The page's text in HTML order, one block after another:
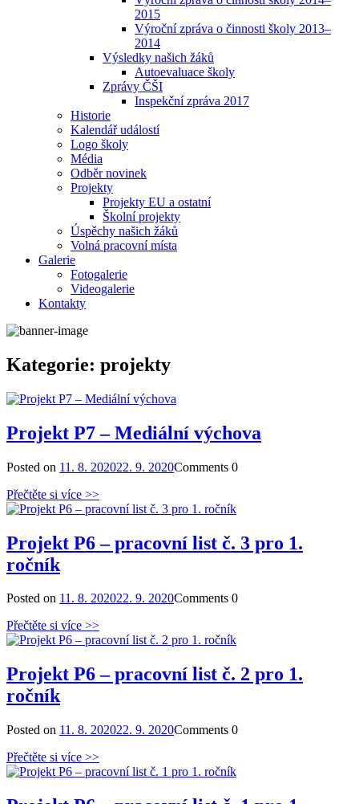
2015
Výroční zpráva o činnosti školy 2013–
2014
Výsledky našich žáků
Autoevaluace školy
Zprávy ČŠI
Inspekční zpráva 2017
Historie
Kalendář událostí
Logo školy
Média
Odběr novinek
Projekty
Projekty EU a ostatní
Školní projekty
Úspěchy našich žáků
Volná pracovní místa
Galerie
Fotogalerie
Videogalerie
Kontakty
Kategorie: projekty
Projekt P7 – Mediální výchova
Posted on 11. 8. 202022. 9. 2020Comments 0
Přečtěte si více >>
Projekt P6 – pracovní list č. 3 pro 1.
ročník
Posted on 11. 8. 202022. 9. 2020Comments 0
Přečtěte si více >>
Projekt P6 – pracovní list č. 2 pro 1.
ročník
Posted on 11. 8. 202022. 9. 2020Comments 0
Přečtěte si více >>